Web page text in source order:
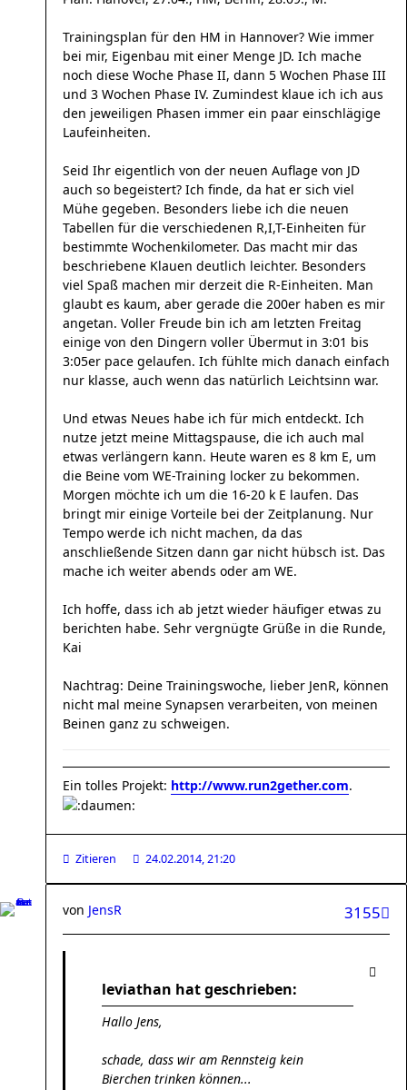
Trainingsplan für den HM in Hannover? Wie immer
bei mir, Eigenbau mit einer Menge JD. Ich mache
noch diese Woche Phase II, dann 5 Wochen Phase III
und 3 Wochen Phase IV. Zumindest klaue ich ich aus
den jeweiligen Phasen immer ein paar einschlägige
Laufeinheiten.
Seid Ihr eigentlich von der neuen Auflage von JD
auch so begeistert? Ich finde, da hat er sich viel
Mühe gegeben. Besonders liebe ich die neuen
Tabellen für die verschiedenen R,I,T-Einheiten für
bestimmte Wochenkilometer. Das macht mir das
beschriebene Klauen deutlich leichter. Besonders
viel Spaß machen mir derzeit die R-Einheiten. Man
glaubt es kaum, aber gerade die 200er haben es mir
angetan. Voller Freude bin ich am letzten Freitag
einige von den Dingern voller Übermut in 3:01 bis
3:05er pace gelaufen. Ich fühlte mich danach einfach
nur klasse, auch wenn das natürlich Leichtsinn war.
Und etwas Neues habe ich für mich entdeckt. Ich
nutze jetzt meine Mittagspause, die ich auch mal
etwas verlängern kann. Heute waren es 8 km E, um
die Beine vom WE-Training locker zu bekommen.
Morgen möchte ich um die 16-20 k E laufen. Das
bringt mir einige Vorteile bei der Zeitplanung. Nur
Tempo werde ich nicht machen, da das
anschließende Sitzen dann gar nicht hübsch ist. Das
mache ich weiter abends oder am WE.
Ich hoffe, dass ich ab jetzt wieder häufiger etwas zu
berichten habe. Sehr vergnügte Grüße in die Runde,
Kai
Nachtrag: Deine Trainingswoche, lieber JenR, können
nicht mal meine Synapsen verarbeiten, von meinen
Beinen ganz zu schweigen.
Ein tolles Projekt: http://www.run2gether.com.
Zitieren 24.02.2014, 21:20
3155
von JensR
leviathan hat geschrieben:
Hallo Jens,
schade, dass wir am Rennsteig kein
Bierchen trinken können...